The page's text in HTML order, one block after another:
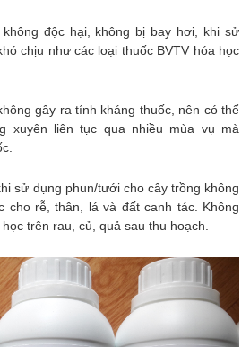
độc hại, không bị bay hơi, khi sử
chịu như các loại thuốc BVTV hóa học
gây ra tính kháng thuốc, nên có thể
xuyên liên tục qua nhiều mùa vụ mà
sử dụng phun/tưới cho cây trồng không
cho rễ, thân, lá và đất canh tác. Không
trên rau, củ, quả sau thu hoạch.